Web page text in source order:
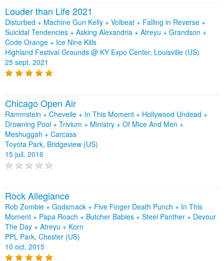
Louder than Life 2021
Disturbed + Machine Gun Kelly + Volbeat + Falling in Reverse +
Suicidal Tendencies + Asking Alexandria + Atreyu + Grandson +
Code Orange + Ice Nine Kills
Highland Festival Grounds @ KY Expo Center, Louisville (US)
25 sept. 2021
Chicago Open Air
Rammstein + Chevelle + In This Moment + Hollywood Undead +
Drowning Pool + Trivium + Ministry + Of Mice And Men +
Meshuggah + Carcass
Toyota Park, Bridgeview (US)
15 juil. 2016
Rock Allegiance
Rob Zombie + Godsmack + Five Finger Death Punch + In This
Moment + Papa Roach + Butcher Babies + Steel Panther + Devour
The Day + Atreyu + Korn
PPL Park, Chester (US)
10 oct. 2015